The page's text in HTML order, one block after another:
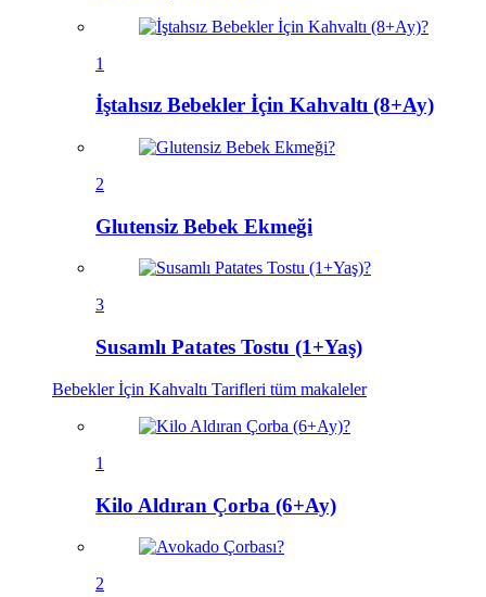
1
İştahsız Bebekler İçin Kahvaltı (8+Ay)
2
Glutensiz Bebek Ekmeği
3
Susamlı Patates Tostu (1+Yaş)
Bebekler İçin Kahvaltı Tarifleri tüm makaleler
1
Kilo Aldıran Çorba (6+Ay)
2